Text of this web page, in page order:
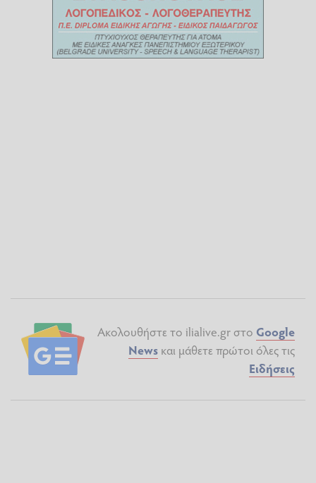
Ακολουθήστε το ilialive.gr στο Google
News και μάθετε πρώτοι όλες τις
Ειδήσεις